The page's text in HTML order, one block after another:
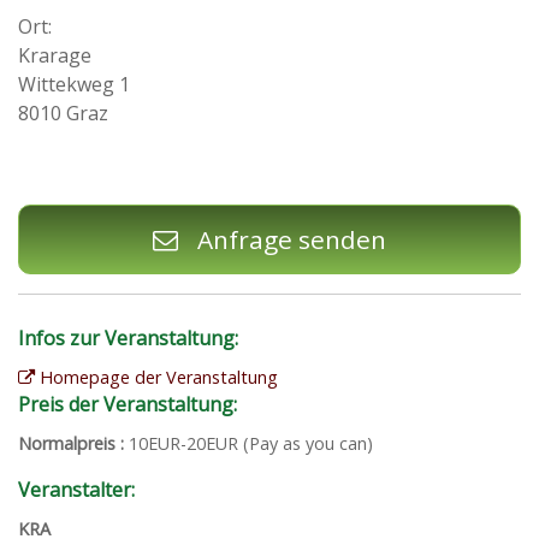
Ort:
Krarage
Wittekweg 1
8010 Graz
Anfrage senden
Infos zur Veranstaltung:
Homepage der Veranstaltung
Preis der Veranstaltung:
Normalpreis : 10EUR-20EUR (Pay as you can)
Veranstalter:
KRA